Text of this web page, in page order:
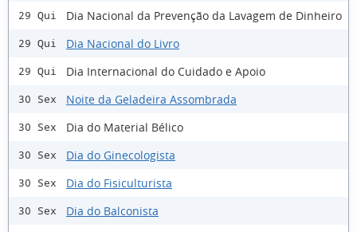
29 Qui Dia Nacional da Prevenção da Lavagem de Dinheiro
29 Qui Dia Nacional do Livro
29 Qui Dia Internacional do Cuidado e Apoio
30 Sex Noite da Geladeira Assombrada
30 Sex Dia do Material Bélico
30 Sex Dia do Ginecologista
30 Sex Dia do Fisiculturista
30 Sex Dia do Balconista